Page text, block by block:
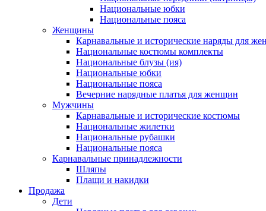
Национальные юбки
Национальные пояса
Женщины
Карнавальные и исторические наряды для
Национальные костюмы комплекты
Национальные блузы (ия)
Национальные юбки
Национальные пояса
Вечерние нарядные платья для женщин
Мужчины
Карнавальные и исторические костюмы
Национальные жилетки
Национальные рубашки
Национальные пояса
Карнавальные принадлежности
Шляпы
Плащи и накидки
Продажа
Дети